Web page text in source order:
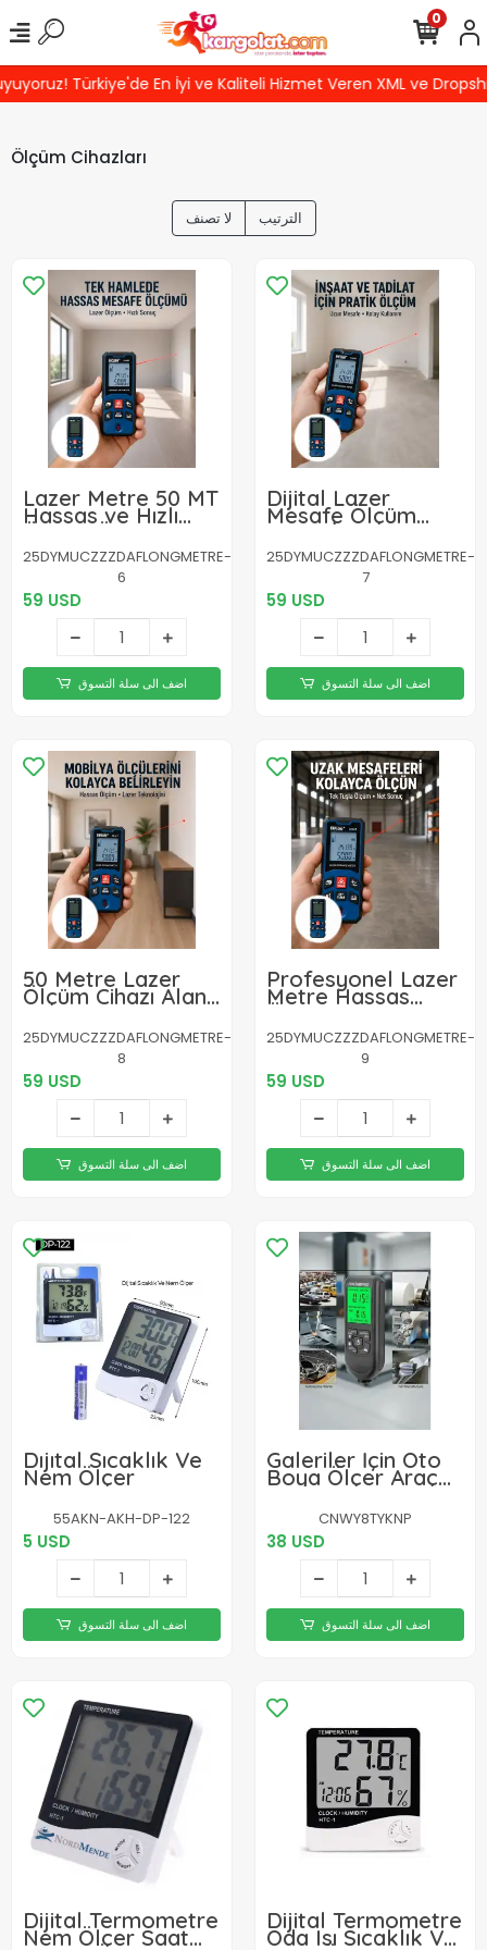
Türkiye'de En İyi ve Kaliteli Hizmet Veren XML ve
0
Ölçüm Cihazları
لا تصنف الترتيب
Lazer Metre 50 MT
Hassas ve Hızlı
Ölçüm Özellikli
Yeni Nesil
25DYMUCZZZDAFLONGMETRE-
6
59 USD
اضف الى سلة التسوق
Dijital Lazer
Mesafe Ölçüm
Cihazı İnşaat ve Ev
Kullanımı Yeni
Nesil
25DYMUCZZZDAFLONGMETRE-
7
59 USD
اضف الى سلة التسوق
50 Metre Lazer
Ölçüm Cihazı Alan
ve Mesafe
Hesaplama Yeni
Nesil
25DYMUCZZZDAFLONGMETRE-
8
59 USD
اضف الى سلة التسوق
Profesyonel Lazer
Metre Hassas
Ölçüm ve Dijital
Ekran Yeni Nesil
25DYMUCZZZDAFLONGMETRE-
9
59 USD
اضف الى سلة التسوق
Dıjıtal Sıcaklık Ve
Nem Ölçer
55AKN-AKH-DP-122
5 USD
اضف الى سلة التسوق
Galeriler İçin Oto
Boya Ölçer Araç
Kaporta Boya
Kalınlık Ölçüm
Cihazı Oto
Ekspertiz Test
Dedektörü
CNWY8TYKNP
38 USD
اضف الى سلة التسوق
Dijital Termometre
Nem Ölçer Saat
Dijital Termometre
Oda Isı Sıcaklık Ve